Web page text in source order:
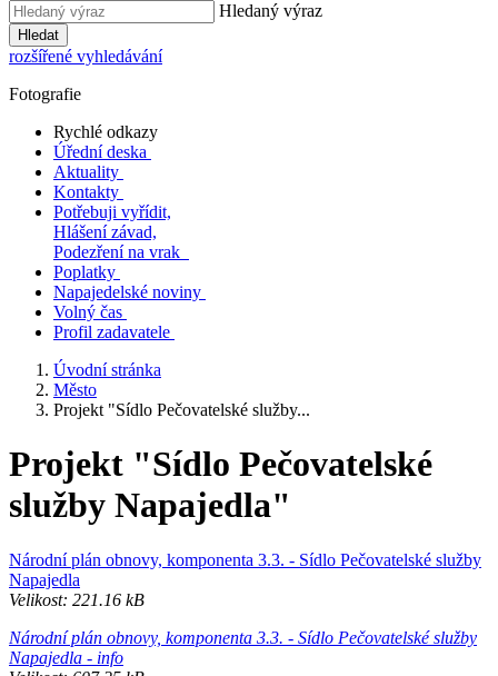
Hledaný výraz
Hledat
rozšířené vyhledávání
Fotografie
Rychlé odkazy
Úřední deska
Aktuality
Kontakty
Potřebuji vyřídit,
Hlášení závad,
Podezření na vrak
Poplatky
Napajedelské noviny
Volný čas
Profil zadavatele
Úvodní stránka
Město
Projekt "Sídlo Pečovatelské služby...
Projekt "Sídlo Pečovatelské
služby Napajedla"
Národní plán obnovy, komponenta 3.3. - Sídlo Pečovatelské služby
Napajedla
Velikost: 221.16 kB
Národní plán obnovy, komponenta 3.3. - Sídlo Pečovatelské služby
Napajedla - info